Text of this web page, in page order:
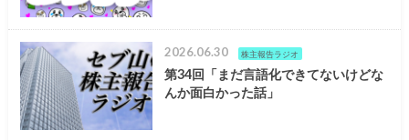
2026.06.30 株主報告ラジオ
第34回「まだ言語化できてないけどな
んか面白かった話」